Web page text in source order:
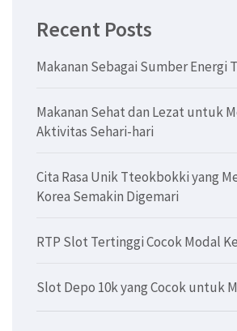
Recent Posts
Makanan Sebagai Sumber Energi
Makanan Sehat dan Lezat untuk
Aktivitas Sehari-hari
Cita Rasa Unik Tteokbokki yang
Korea Semakin Digemari
RTP Slot Tertinggi Cocok Modal
Slot Depo 10k yang Cocok untuk